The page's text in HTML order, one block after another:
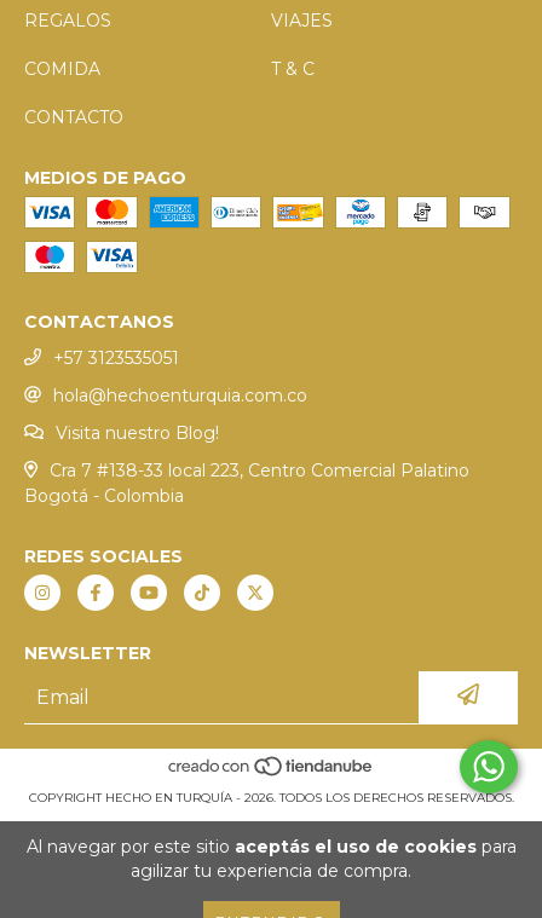
Al navegar por este sitio aceptás el uso de cookiespara
agilizar tu experiencia de compra.
REGALOS VIAJES
COMIDA T & C
CONTACTO
MEDIOS DE PAGO
CONTACTANOS
+57 3123535051
hola@hechoenturquia.com.co
Visita nuestro Blog!
Cra 7 #138-33 local 223, Centro Comercial Palatino
Bogotá - Colombia
REDES SOCIALES
NEWSLETTER
COPYRIGHT HECHO EN TURQUÍA - 2026. TODOS LOS DERECHOS RESERVADOS.